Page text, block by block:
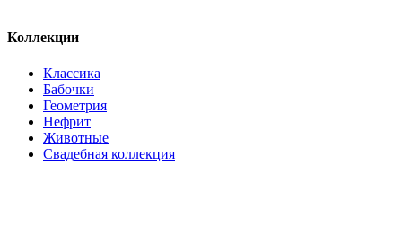
Коллекции
Классика
Бабочки
Геометрия
Нефрит
Животные
Свадебная коллекция